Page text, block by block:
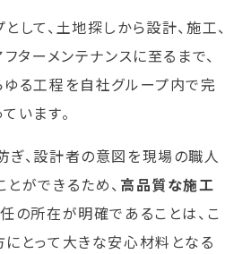
して、土地探しから設計、施工、
フターメンテナンスに至るまで、
る工程を自社グループ内で完
います。
ぎ、設計者の意図を現場の職人
ができるため、 高品質な施工
の所在が明確であることは、こ
とって大きな安心材料となる